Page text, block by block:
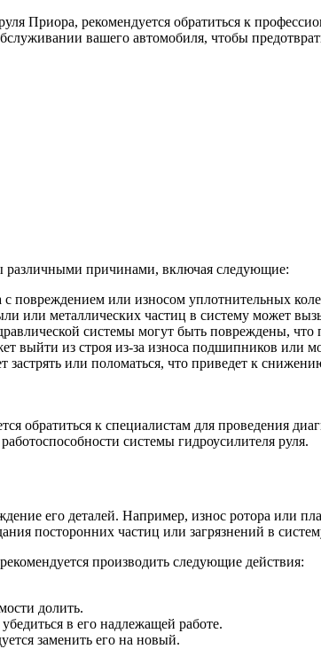
Приора, рекомендуется обратиться к
вашего автомобиля, чтобы
различными причинами, включая следующие:
повреждением или износом уплотнительных
или металлических частиц в систему может
системы могут быть повреждены, что
выйти из строя из-за износа подшипников или
или поломаться, что приведет к
обратиться к специалистам для проведения
системы гидроусилителя руля.
его деталей. Например, износ ротора или
посторонних частиц или загрязнений в
производить следующие действия:
долить.
в его надлежащей работе.
заменить его на новый.